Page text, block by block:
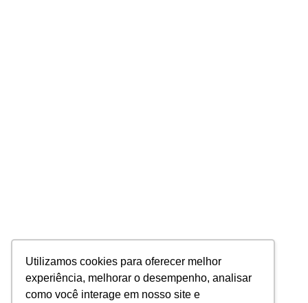
Utilizamos cookies para oferecer melhor
experiência, melhorar o desempenho, analisar
como você interage em nosso site e